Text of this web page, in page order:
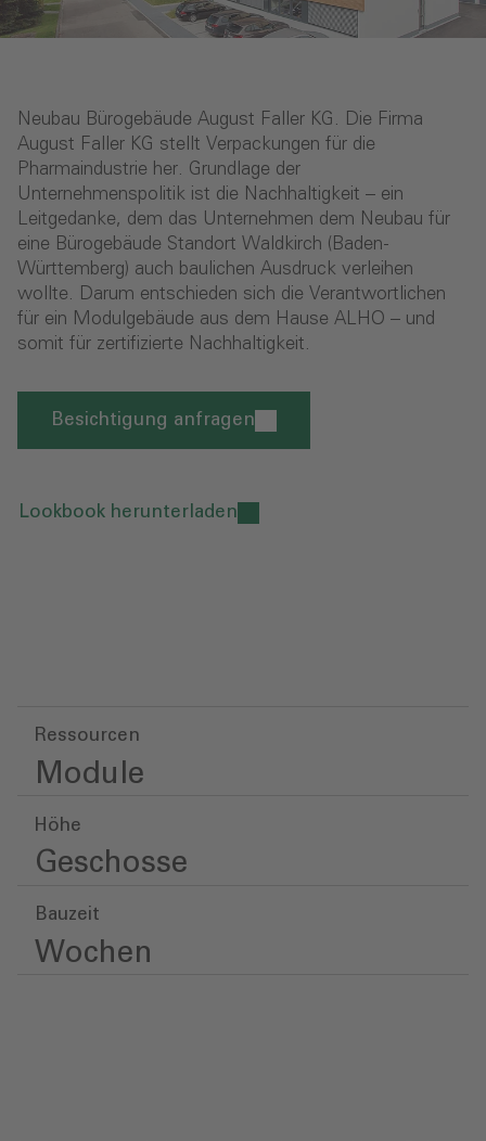
Neubau Bürogebäude August Faller KG. Die Firma
August Faller KG stellt Verpackungen für die
Pharmaindustrie her. Grundlage der
Unternehmenspolitik ist die Nachhaltigkeit – ein
Leitgedanke, dem das Unternehmen dem Neubau für
eine Bürogebäude Standort Waldkirch (Baden-
Württemberg) auch baulichen Ausdruck verleihen
wollte. Darum entschieden sich die Verantwortlichen
für ein Modulgebäude aus dem Hause ALHO – und
somit für zertifizierte Nachhaltigkeit.
Besichtigung anfragen
Lookbook herunterladen
Ressourcen
Module
Höhe
Geschosse
Bauzeit
Wochen